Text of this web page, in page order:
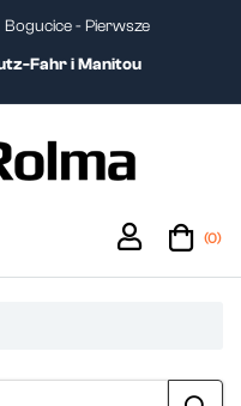
Bogucice - Pierwsze
Fahr i Manitou
(0)